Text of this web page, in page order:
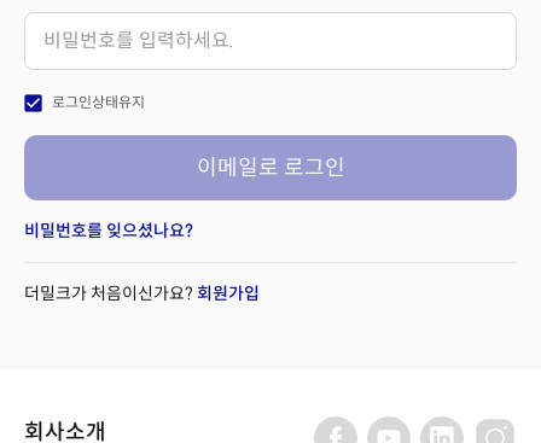
check_box 로그인상태유지
이메일로 로그인
비밀번호를 잊으셨나요?
더밀크가 처음이신가요? 회원가입
회사소개